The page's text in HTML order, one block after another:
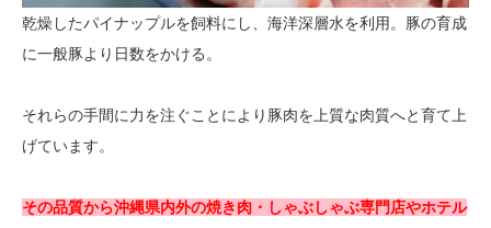
乾燥したパイナップルを飼料にし、海洋深層水を利用。豚の育成
に一般豚より日数をかける。
それらの手間に力を注ぐことにより豚肉を上質な肉質へと育て上
げています。
その品質から沖縄県内外の焼き肉・しゃぶしゃぶ専門店やホテル